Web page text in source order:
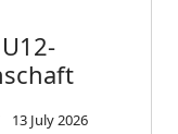
13 July 2026